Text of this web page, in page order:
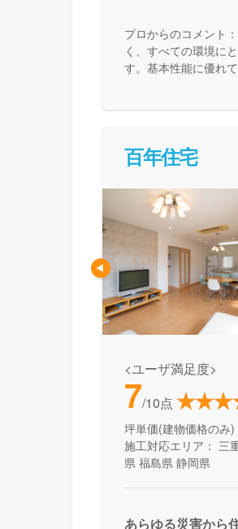
プロからのコメント：
く、すべての環境に
す。基本性能に優れ
百年住宅
<ユーザ満足度>
7/10点
坪単価(建物価格のみ)
施工対応エリア： 三
県 福島県 静岡県
あらゆる災害から